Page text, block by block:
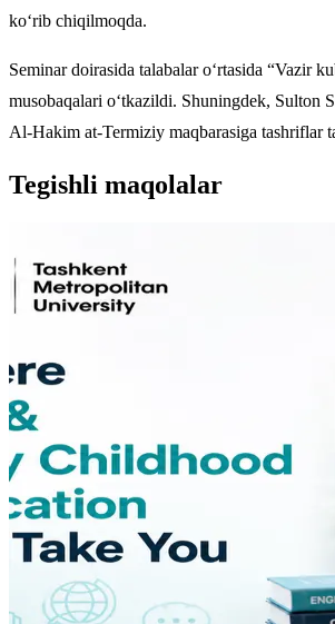
ko‘rib chiqilmoqda.
Seminar doirasida talabalar o‘rtasida “Vazir
musobaqalari o‘tkazildi. Shuningdek, Sulton
Al-Hakim at-Termiziy maqbarasiga tashriflar
Tegishli maqolalar